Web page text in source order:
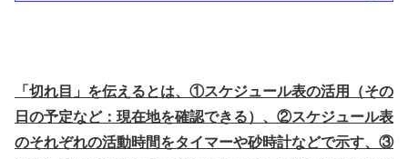
「切れ目」を伝えるとは、①スケジュール表の活用（その
日の予定など：現在地を確認できる）、②スケジュール表
のそれぞれの活動時間をタイマーや砂時計などで示す、③